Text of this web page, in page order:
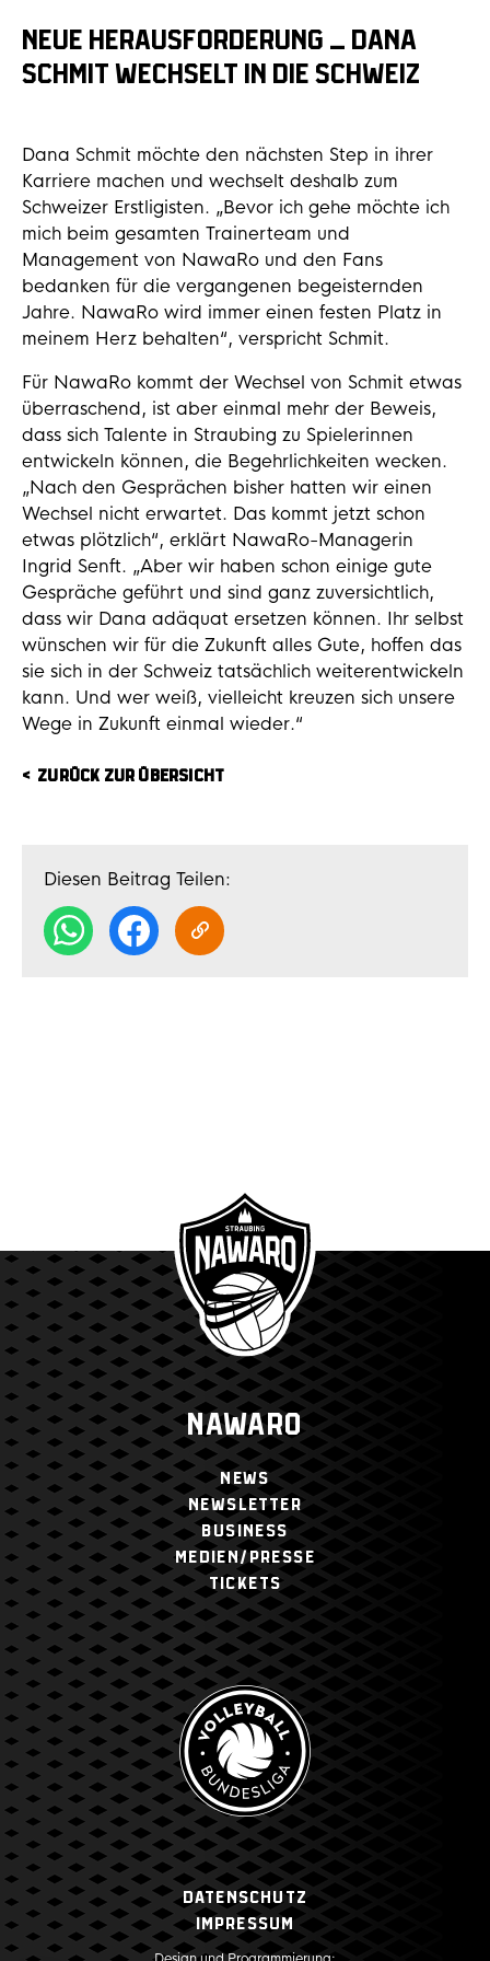
NEUE HERAUSFORDERUNG – DANA
SCHMIT WECHSELT IN DIE SCHWEIZ
Dana Schmit möchte den nächsten Step in ihrer
Karriere machen und wechselt deshalb zum
Schweizer Erstligisten. „Bevor ich gehe möchte ich
mich beim gesamten Trainerteam und
Management von NawaRo und den Fans
bedanken für die vergangenen begeisternden
Jahre. NawaRo wird immer einen festen Platz in
meinem Herz behalten“, verspricht Schmit.
Für NawaRo kommt der Wechsel von Schmit etwas
überraschend, ist aber einmal mehr der Beweis,
dass sich Talente in Straubing zu Spielerinnen
entwickeln können, die Begehrlichkeiten wecken.
„Nach den Gesprächen bisher hatten wir einen
Wechsel nicht erwartet. Das kommt jetzt schon
etwas plötzlich“, erklärt NawaRo-Managerin
Ingrid Senft. „Aber wir haben schon einige gute
Gespräche geführt und sind ganz zuversichtlich,
dass wir Dana adäquat ersetzen können. Ihr selbst
wünschen wir für die Zukunft alles Gute, hoffen das
sie sich in der Schweiz tatsächlich weiterentwickeln
kann. Und wer weiß, vielleicht kreuzen sich unsere
Wege in Zukunft einmal wieder.“
ZURÜCK ZUR ÜBERSICHT
Diesen Beitrag Teilen:
NAWARO
NEWS
NEWSLETTER
BUSINESS
MEDIEN/PRESSE
TICKETS
Datenschutz
Impressum